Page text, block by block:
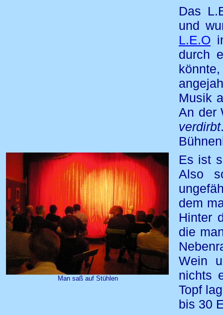
Das
und
L.E.O
durch
Musik
An der
verdirbt
Man saß auf Stühlen
Es ist
Also
dem
Hinter
die
Wein
nichts
Topf
bis 30